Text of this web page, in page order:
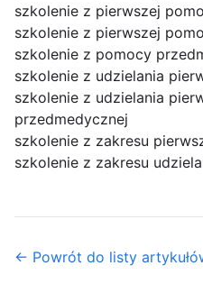
szkolenie z pierwszej
szkolenie z pierwszej
szkolenie z pomocy
szkolenie z udzielania
szkolenie z udzielania
przedmedycznej
szkolenie z zakresu
szkolenie z zakresu
← Powrót do listy